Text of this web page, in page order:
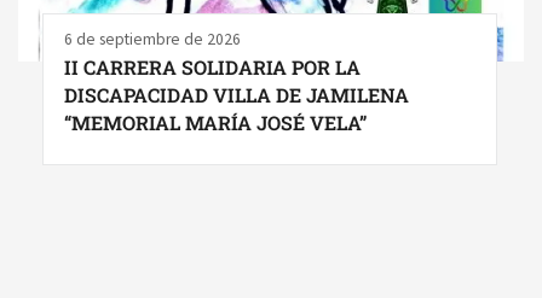
6 de septiembre de 2026
II CARRERA SOLIDARIA POR LA
DISCAPACIDAD VILLA DE JAMILENA
“MEMORIAL MARÍA JOSÉ VELA”